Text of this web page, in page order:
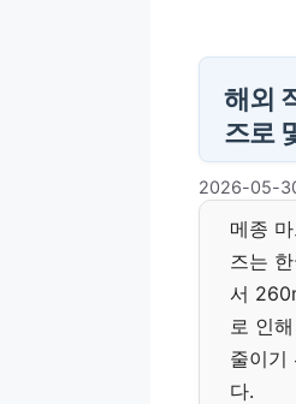
해외
즈로
2026-05-
메종
즈는
서
로 인
줄이기
다.